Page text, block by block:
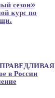
сезон»
курс по
в России